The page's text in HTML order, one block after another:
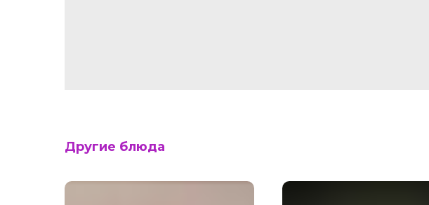
Другие блюда